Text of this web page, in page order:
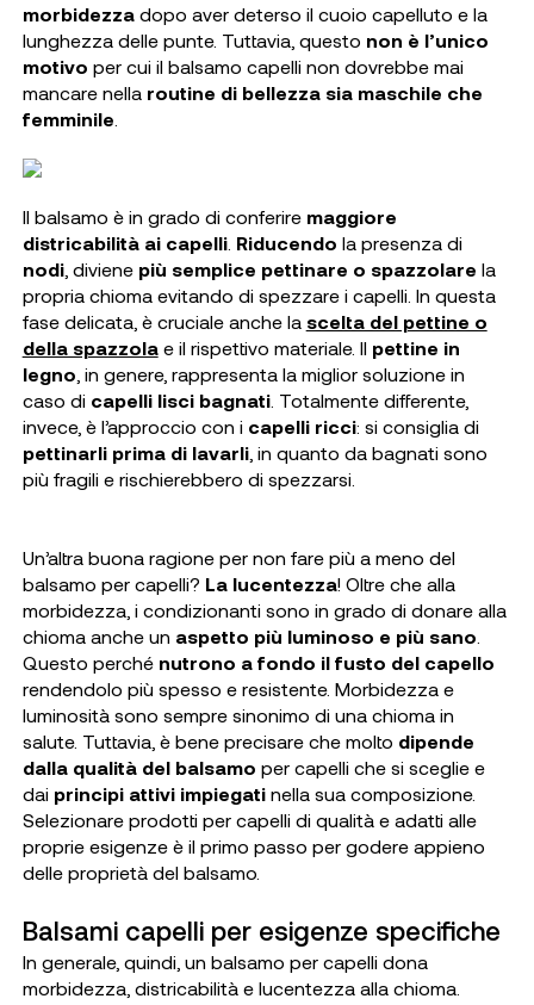
morbidezzadopo aver deterso il cuoio capelluto e la
lunghezza delle punte. Tuttavia, questo non è l’unico
motivo per cui il balsamo capelli non dovrebbe mai
mancare nellaroutine di bellezza sia maschile che
femminile
Il balsamo è in grado di conferire maggiore
districabilità ai capelli. Riducendo la presenza di
nodi, diviene più semplice pettinare o spazzolare la
propria chioma evitando di spezzare i capelli. In questa
fase delicata, è cruciale anche la scelta del pettine o
della spazzolae il rispettivo materiale. Il pettine in
legno , in genere, rappresenta la miglior soluzione in
caso di capelli lisci bagnati. Totalmente differente,
invece, è l’approccio con i capelli ricci: si consiglia di
pettinarli prima di lavarli, in quanto da bagnati sono
più fragili e rischierebbero di spezzarsi.
Un’altra buona ragione per non fare più a meno del
balsamo per capelli? La lucentezza! Oltre che alla
morbidezza, i condizionanti sono in grado di donare alla
chioma anche un aspetto più luminoso e più sano
Questo perchénutrono a fondo il fusto del capello
rendendolo più spesso e resistente. Morbidezza e
luminosità sono sempre sinonimo di una chioma in
salute. Tuttavia, è bene precisare che molto dipende
dalla qualità del balsamo per capelli che si sceglie e
dai principi attivi impiegatinella sua composizione.
Selezionare prodotti per capelli di qualità e adatti alle
proprie esigenze è il primo passo per godere appieno
delle proprietà del balsamo.
Balsami capelli per esigenze specifiche
In generale, quindi, un balsamo per capelli dona
morbidezza, districabilità e lucentezza alla chioma.